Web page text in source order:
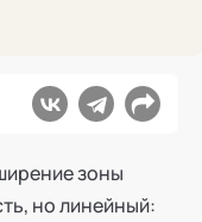
зоны
но линейный: